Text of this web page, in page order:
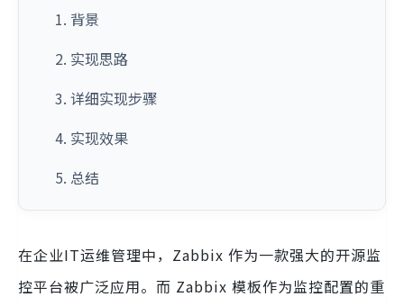
1. 背景
2. 实现思路
3. 详细实现步骤
4. 实现效果
5. 总结
在企业IT运维管理中，Zabbix 作为一款强大的开源监
控平台被广泛应用。而 Zabbix 模板作为监控配置的重